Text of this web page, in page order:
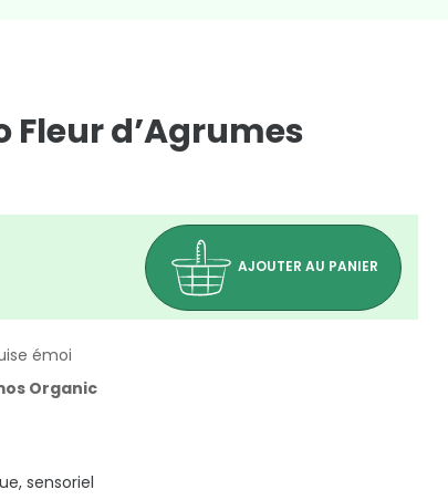
Fleur d’Agrumes
AJOUTER AU PANIER
émoi
Organic
sensoriel